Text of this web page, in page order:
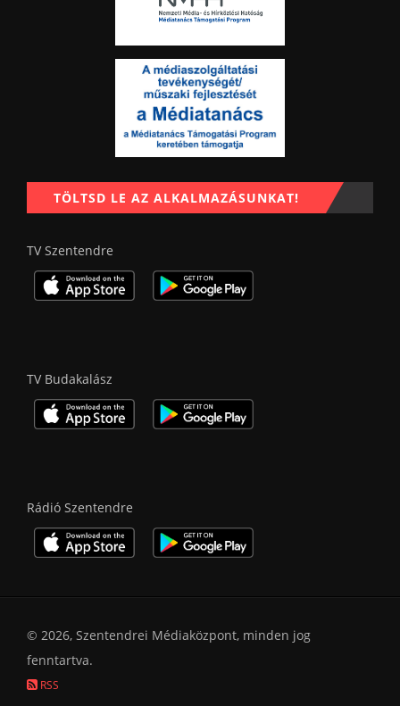
TÖLTSD LE AZ ALKALMAZÁSUNKAT!
TV Szentendre
TV Budakalász
Rádió Szentendre
© 2026, Szentendrei Médiaközpont, minden jog
fenntartva.
RSS